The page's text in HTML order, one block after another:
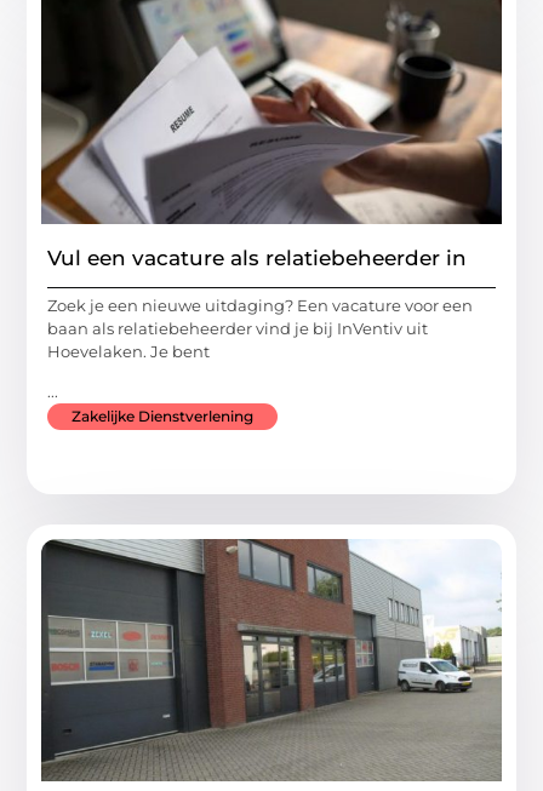
Vul een vacature als relatiebeheerder in
Zoek je een nieuwe uitdaging? Een vacature voor een
baan als relatiebeheerder vind je bij InVentiv uit
Hoevelaken. Je bent
...
Zakelijke Dienstverlening